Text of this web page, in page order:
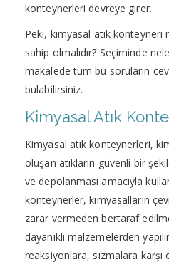
konteynerleri devreye girer.
Peki, kimyasal atık konteyneri
sahip olmalıdır? Seçiminde
makalede tüm bu soruların
bulabilirsiniz.
Kimyasal Atık
Kimyasal atık konteynerleri,
oluşan atıkların güvenli bir
ve depolanması amacıyla
konteynerler, kimyasalların
zarar vermeden bertaraf
dayanıklı malzemelerden
reaksiyonlara, sızmalara karşı